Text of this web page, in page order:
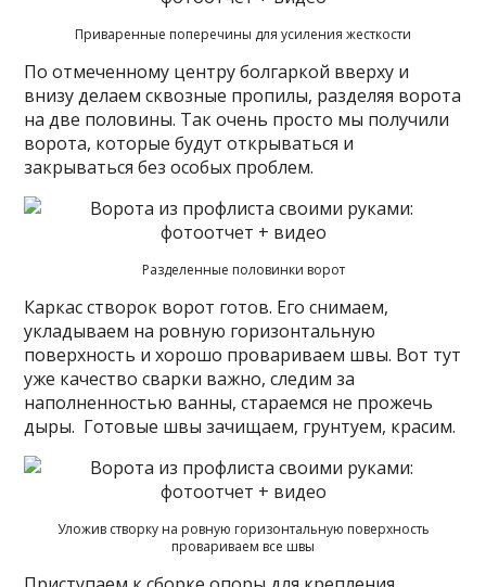
Приваренные поперечины для усиления жесткости
По отмеченному центру болгаркой вверху и
внизу делаем сквозные пропилы, разделяя ворота
на две половины. Так очень просто мы получили
ворота, которые будут открываться и
закрываться без особых проблем.
Разделенные половинки ворот
Каркас створок ворот готов. Его снимаем,
укладываем на ровную горизонтальную
поверхность и хорошо провариваем швы. Вот тут
уже качество сварки важно, следим за
наполненностью ванны, стараемся не прожечь
дыры. Готовые швы зачищаем, грунтуем, красим.
Уложив створку на ровную горизонтальную поверхность
провариваем все швы